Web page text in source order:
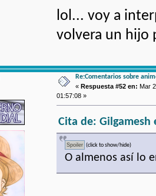
lol... voy a
volvera un hijo
Re:Comentarios sobre
« Respuesta #52 en: Mar
01:57:08 »
Cita de: Gilgamesh
(click to show/hide)
O almenos así lo